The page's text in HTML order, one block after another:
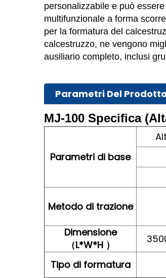
personalizzabile e può
multifunzionale a forma
per la formatura del
calcestruzzo, ne vengono
ausiliario completo, inclusi
Parametri Del Prodotto
MJ-100 Specifica
Parametri di base
Metodo di trazione
Dimensione
（L*W*H ）
Tipo di formatura